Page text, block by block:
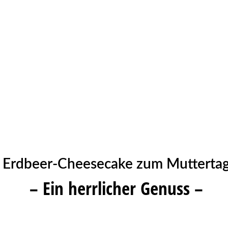
Erdbeer-Cheesecake zum
– Ein herrlicher Genuss –